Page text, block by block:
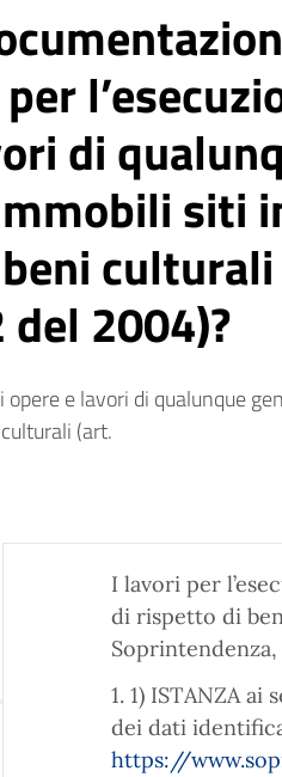
di
siti
del 2004)?
opere e lavori di qualunque
(art.
I lavori per
di rispetto di
1. 1) ISTANZA
dei dati
https://